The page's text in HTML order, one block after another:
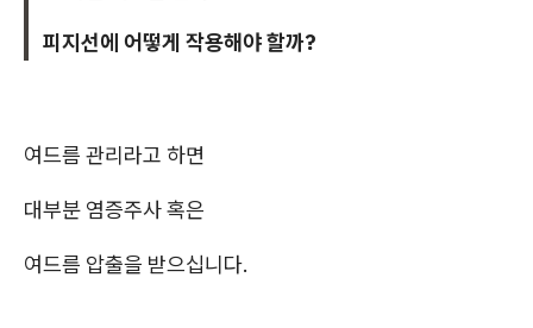
피지선에 어떻게 작용해야 할까?
여드름 관리라고 하면
대부분 염증주사 혹은
여드름 압출을 받으십니다.